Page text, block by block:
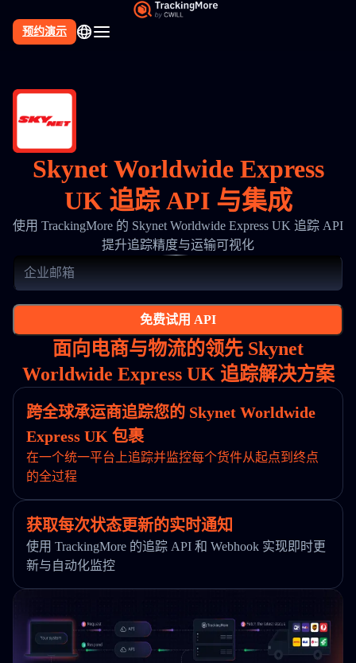
预约演示
Skynet Worldwide Express
UK 追踪 API 与集成
使用 TrackingMore 的 Skynet Worldwide Express UK 追踪 API
提升追踪精度与运输可视化
免费试用 API
面向电商与物流的领先 Skynet
Worldwide Express UK 追踪解决方案
跨全球承运商追踪您的 Skynet Worldwide
Express UK 包裹
在一个统一平台上追踪并监控每个货件从起点到终点
的全过程
获取每次状态更新的实时通知
使用 TrackingMore 的追踪 API 和 Webhook 实现即时更
新与自动化监控